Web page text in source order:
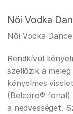
Női Vodka
Női Vodka
Rendkívül
szellőzik a
kényelmes
(Belcoro® fonal)
a nedvességet.